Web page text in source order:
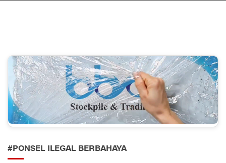
#PONSEL ILEGAL BERBAHAYA